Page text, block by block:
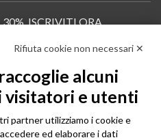
ISCRIVITI ORA.
riservate ai professionisti e resta
Rifiuta cookie non necessari ✕
alcuni
visitatori e utenti
partner utilizziamo i cookie e
ed elaborare i dati